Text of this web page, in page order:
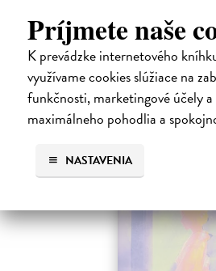
Príjmete naše
K prevádzke internetového
využívame cookies slúžiace na
funkčnosti, marketingové účely a
maximálneho pohodlia a
NASTAVENIA
zamysleniu sa nad veľkými témami, ako sú
Na sklade ?
12,30 €
12,95 € ?